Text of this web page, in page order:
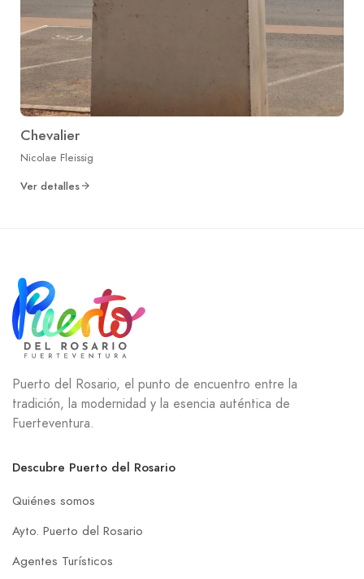
Chevalier
Nicolae Fleissig
Ver detalles
Puerto del Rosario, el punto de encuentro entre la
tradición, la modernidad y la esencia auténtica de
Fuerteventura.
Descubre Puerto del Rosario
Quiénes somos
Ayto. Puerto del Rosario
Agentes Turísticos